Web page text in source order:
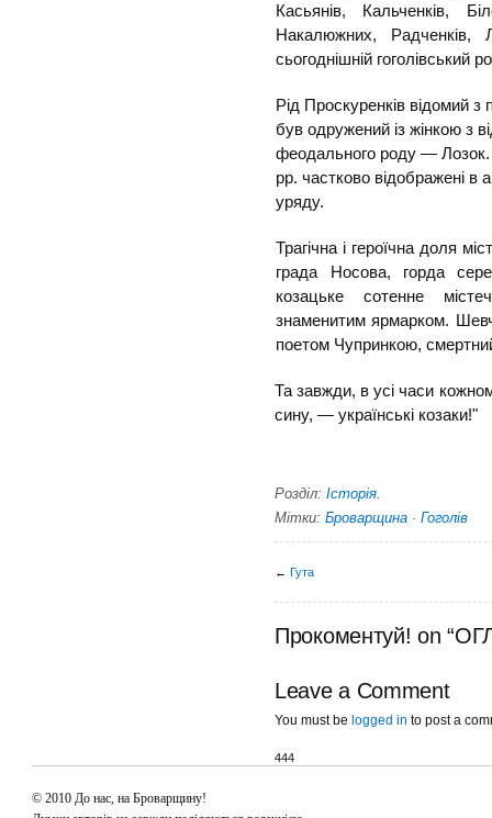
Касьянів, Кальченків,
Накалюжних, Радченків,
сьогоднішній гоголівський
Рід Проскуренків відомий
був одружений із жінкою з
феодального роду — Лозок.
рр. частково відображені в
уряду.
Трагічна і героїчна доля
града Носова, горда
козацьке сотенне
знаменитим ярмарком.
поетом Чупринкою, смертний
Та завжди, в усі часи
сину, — українські козаки!"
Розділ: Історія
Мітки: Броварщина · Гоголів
← Гута
Прокоментуй! on
Leave a Comment
You must be logged in to post a
444
© 2010 До нас, на Броварщину!